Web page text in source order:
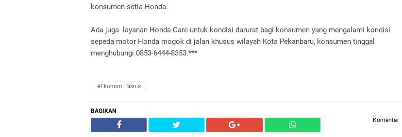
konsumen setia Honda.
Ada juga layanan Honda Care untuk kondisi darurat bagi konsumen yang mengalami kondisi
sepeda motor Honda mogok di jalan khusus wilayah Kota Pekanbaru, konsumen tinggal
menghubungi 0853-6444-8353.***
#Ekonomi Bisnis
BAGIKAN
Komentar